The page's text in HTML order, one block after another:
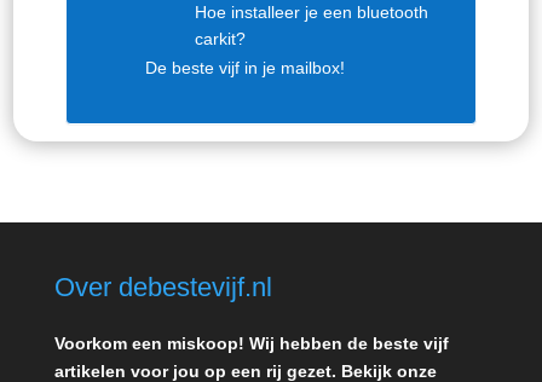
Hoe installeer je een bluetooth
carkit?
De beste vijf in je mailbox!
Over debestevijf.nl
Voorkom een miskoop! Wij hebben de beste vijf
artikelen voor jou op een rij gezet. Bekijk onze